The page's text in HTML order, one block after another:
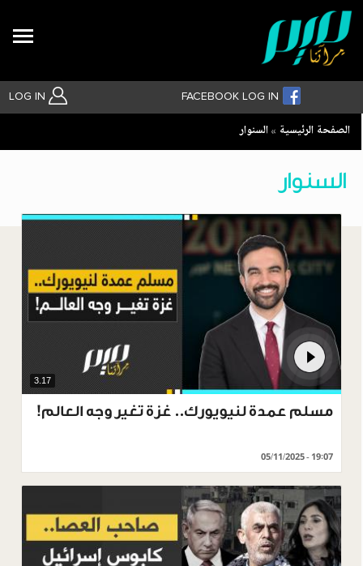
LOG IN FACEBOOK LOG IN
Breadcrumb
الصفحة الرئيسية السنوار
السنوار
3.17
مسلم عمدة لنيويورك.. غزة تغير وجه العالم!
05/11/2025 - 19:07